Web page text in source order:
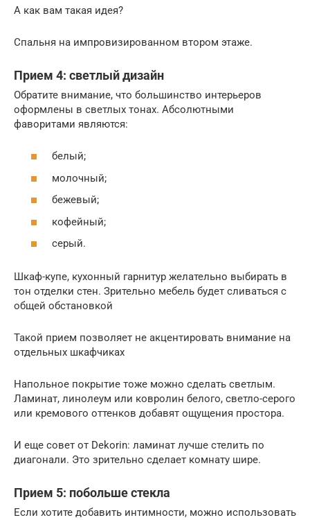
А как вам такая идея?
Спальня на импровизированном втором этаже.
Прием 4: светлый дизайн
Обратите внимание, что большинство интерьеров
оформлены в светлых тонах. Абсолютными
фаворитами являются:
белый;
молочный;
бежевый;
кофейный;
серый.
Шкаф-купе, кухонный гарнитур желательно выбирать в
тон отделки стен. Зрительно мебель будет сливаться с
общей обстановкой
Такой прием позволяет не акцентировать внимание на
отдельных шкафчиках
Напольное покрытие тоже можно сделать светлым.
Ламинат, линолеум или ковролин белого, светло-серого
или кремового оттенков добавят ощущения простора.
И еще совет от Dekorin: ламинат лучше стелить по
диагонали. Это зрительно сделает комнату шире.
Прием 5: побольше стекла
Если хотите добавить интимности, можно использовать